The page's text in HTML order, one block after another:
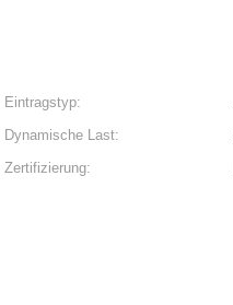
Eintragstyp:
Dynamische Last:
Zertifizierung: